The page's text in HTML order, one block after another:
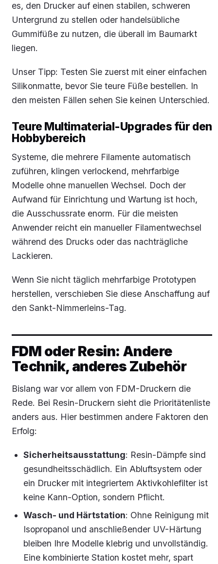
es, den Drucker auf einen stabilen, schweren
Untergrund zu stellen oder handelsübliche
Gummifüße zu nutzen, die überall im Baumarkt
liegen.
Unser Tipp: Testen Sie zuerst mit einer einfachen
Silikonmatte, bevor Sie teure Füße bestellen. In
den meisten Fällen sehen Sie keinen Unterschied.
Teure Multimaterial-Upgrades für den
Hobbybereich
Systeme, die mehrere Filamente automatisch
zuführen, klingen verlockend, mehrfarbige
Modelle ohne manuellen Wechsel. Doch der
Aufwand für Einrichtung und Wartung ist hoch,
die Ausschussrate enorm. Für die meisten
Anwender reicht ein manueller Filamentwechsel
während des Drucks oder das nachträgliche
Lackieren.
Wenn Sie nicht täglich mehrfarbige Prototypen
herstellen, verschieben Sie diese Anschaffung auf
den Sankt-Nimmerleins-Tag.
FDM oder Resin: Andere
Technik, anderes Zubehör
Bislang war vor allem von FDM-Druckern die
Rede. Bei Resin-Druckern sieht die Prioritätenliste
anders aus. Hier bestimmen andere Faktoren den
Erfolg:
Sicherheitsausstattung: Resin-Dämpfe sind
gesundheitsschädlich. Ein Abluftsystem oder
ein Drucker mit integriertem Aktivkohlefilter ist
keine Kann-Option, sondern Pflicht.
Wasch- und Härtstation: Ohne Reinigung mit
Isopropanol und anschließender UV-Härtung
bleiben Ihre Modelle klebrig und unvollständig.
Eine kombinierte Station kostet mehr, spart